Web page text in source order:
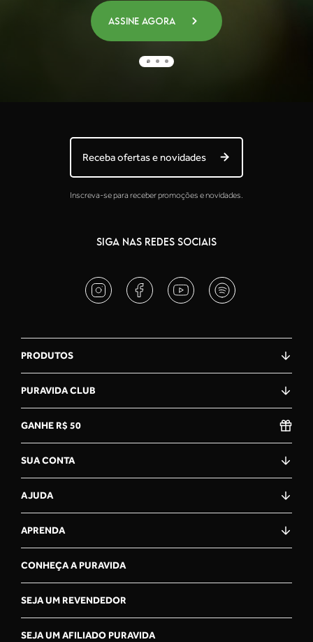
Assine agora
Receba ofertas e novidades
Inscreva-se para receber promoções e novidades.
SIGA NAS REDES SOCIAIS
PRODUTOS
PURAVIDA CLUB
GANHE R$ 50
SUA CONTA
AJUDA
APRENDA
CONHEÇA A PURAVIDA
SEJA UM REVENDEDOR
SEJA UM AFILIADO PURAVIDA